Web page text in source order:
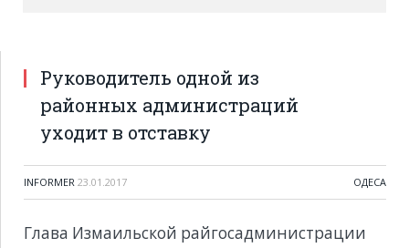
Руководитель одной из
районных администраций
уходит в отставку
INFORMER 23.01.2017 ОДЕСА
Глава Измаильской райгосадминистрации